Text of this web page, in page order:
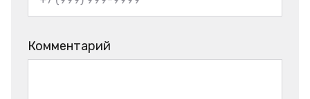
Комментарий